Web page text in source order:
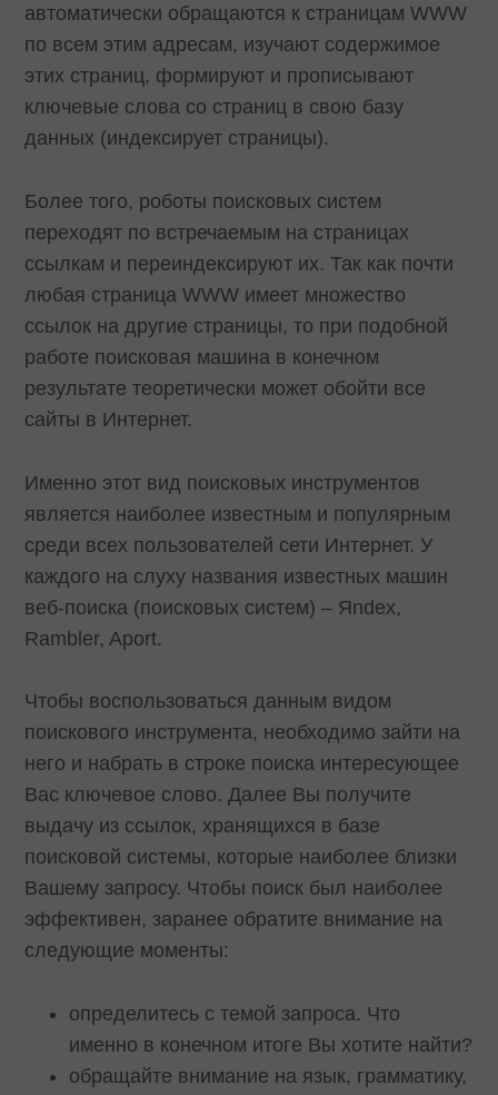
автоматически обращаются к страницам WWW
по всем этим адресам, изучают содержимое
этих страниц, формируют и прописывают
ключевые слова со страниц в свою базу
данных (индексирует страницы).
Более того, роботы поисковых систем
переходят по встречаемым на страницах
ссылкам и переиндексируют их. Так как почти
любая страница WWW имеет множество
ссылок на другие страницы, то при подобной
работе поисковая машина в конечном
результате теоретически может обойти все
сайты в Интернет.
Именно этот вид поисковых инструментов
является наиболее известным и популярным
среди всех пользователей сети Интернет. У
каждого на слуху названия известных машин
веб-поиска (поисковых систем) – Яndex,
Rambler, Aport.
Чтобы воспользоваться данным видом
поискового инструмента, необходимо зайти на
него и набрать в строке поиска интересующее
Вас ключевое слово. Далее Вы получите
выдачу из ссылок, хранящихся в базе
поисковой системы, которые наиболее близки
Вашему запросу. Чтобы поиск был наиболее
эффективен, заранее обратите внимание на
следующие моменты:
определитесь с темой запроса. Что
именно в конечном итоге Вы хотите найти?
обращайте внимание на язык, грамматику,